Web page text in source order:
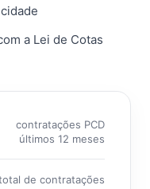
a Lei de Cotas
contratações PCD
últimos 12 meses
de contratações